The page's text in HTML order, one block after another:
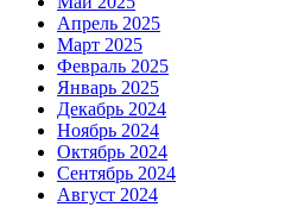
Апрель 2025
Март 2025
Февраль 2025
Январь 2025
Декабрь 2024
Ноябрь 2024
Октябрь 2024
Сентябрь 2024
Август 2024